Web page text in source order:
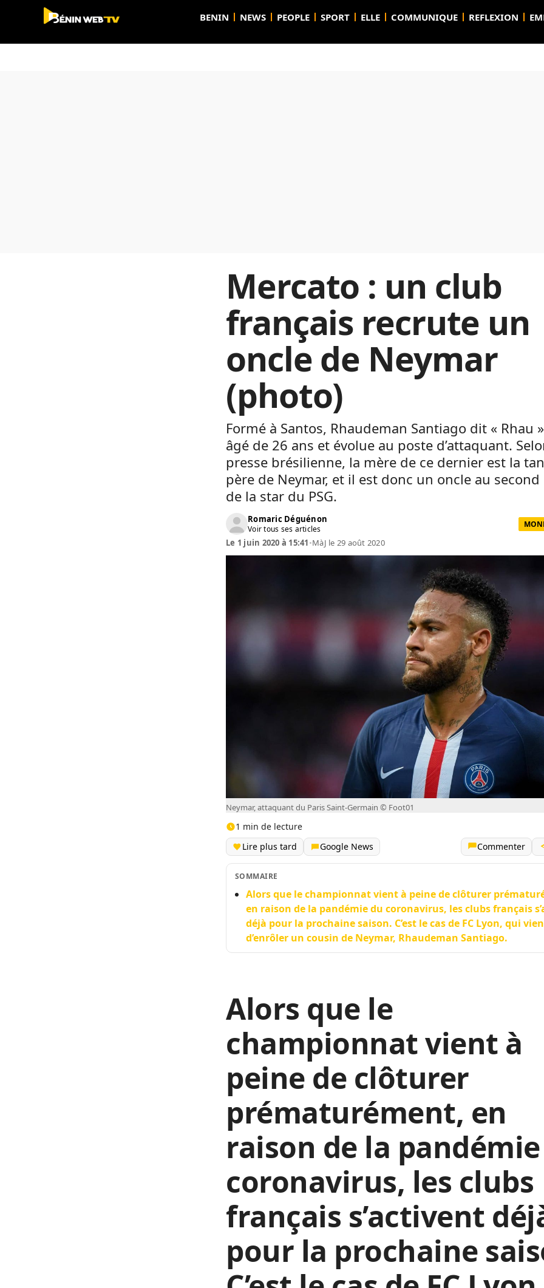
BENIN NEWS PEOPLE SPORT ELLE COMMUNIQUE REFLEXION
Mercato : un club
français recrute un
oncle de Neymar
(photo)
Formé à Santos, Rhaudeman Santiago dit « Rhau
âgé de 26 ans et évolue au poste d’attaquant.
presse brésilienne, la mère de ce dernier est la
père de Neymar, et il est donc un oncle au
de la star du PSG.
Romaric Déguénon
Voir tous ses articles
Le 1 juin 2020 à 15:41•MàJ le 29 août 2020
Neymar, attaquant du Paris Saint-Germain © Foot01
1 min de lecture
Lire plus tard
Google News Commenter
SOMMAIRE
Alors que le championnat vient à peine de clôturer
en raison de la pandémie du coronavirus, les clubs français
déjà pour la prochaine saison. C’est le cas de FC Lyon, qui
d’enrôler un cousin de Neymar, Rhaudeman Santiago.
Alors que le
championnat vient à
peine de clôturer
prématurément, en
raison de la
coronavirus, les clubs
français s’activent
pour la prochaine